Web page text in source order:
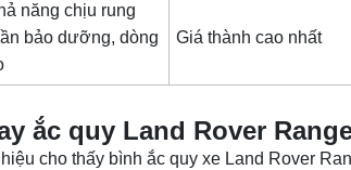
năng chịu rung
bảo dưỡng, dòng
Giá thành cao nhất
ắc quy Land Rover
cho thấy bình ắc quy xe Land Rover